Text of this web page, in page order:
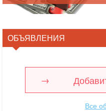
ОБЪЯВЛЕНИЯ
Все